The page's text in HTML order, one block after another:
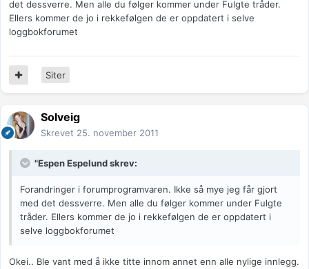
det dessverre. Men alle du følger kommer under Fulgte tråder.
Ellers kommer de jo i rekkefølgen de er oppdatert i selve
loggbokforumet
Siter
Solveig
Skrevet 25. november 2011
"Espen Espelund skrev:
Forandringer i forumprogramvaren. Ikke så mye jeg får gjort
med det dessverre. Men alle du følger kommer under Fulgte
tråder. Ellers kommer de jo i rekkefølgen de er oppdatert i
selve loggbokforumet
Okei.. Ble vant med å ikke titte innom annet enn alle nylige innlegg.